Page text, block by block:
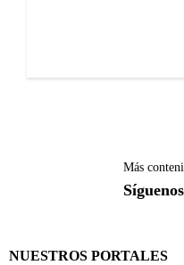
Más
NUESTROS PORTALES